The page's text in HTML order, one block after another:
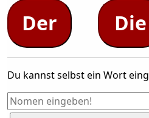
Der Die
Du kannst selbst ein Wort